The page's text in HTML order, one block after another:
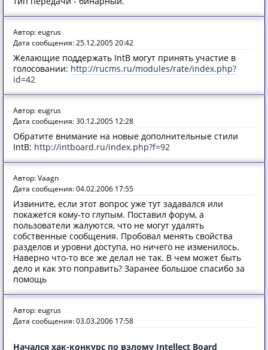
Автор: eugrus
Дата сообщения: 25.12.2005 20:42
Желающие поддержать IntB могут принять участие в
голосовании: http://rucms.ru/modules/rate/index.php?
id=42
Автор: eugrus
Дата сообщения: 30.12.2005 12:28
Обратите внимание на новые дополнительные стили
IntB: http://intboard.ru/index.php?f=92
Автор: Vaagn
Дата сообщения: 04.02.2006 17:55
Извините, если этот вопрос уже тут задавался или
покажется кому-то глупым. Поставил форум, а
пользователи жалуются, что не могут удалять
собственные сообщения. Пробовал менять свойства
разделов и уровни доступа, но ничего не изменилось.
Наверно что-то все же делал не так. В чем может быть
дело и как это поправить? Заранее большое спасибо за
помощь
Автор: eugrus
Дата сообщения: 03.03.2006 17:58
Начался хак-конкурс по взлому Intellect Board